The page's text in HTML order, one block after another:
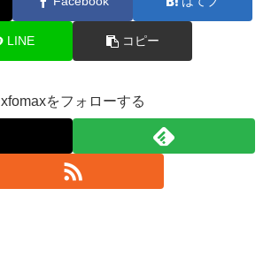
LINE コピー
xfomaxをフォローする